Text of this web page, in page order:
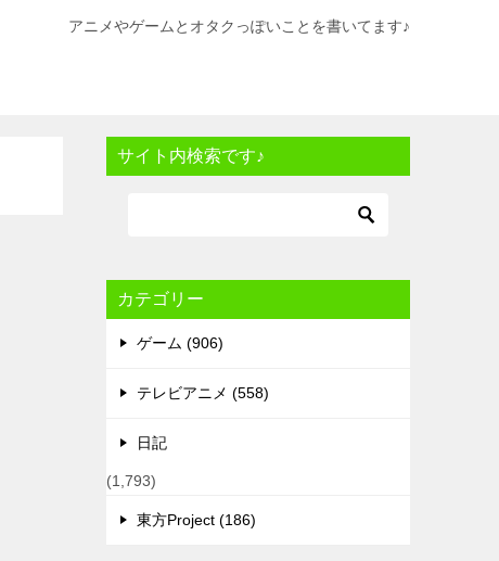
アニメやゲームとオタクっぽいことを書いてます♪
サイト内検索です♪
カテゴリー
ゲーム (906)
テレビアニメ (558)
日記
(1,793)
東方Project (186)